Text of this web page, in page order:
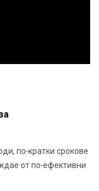
по-кратки срокове
от по-ефективни